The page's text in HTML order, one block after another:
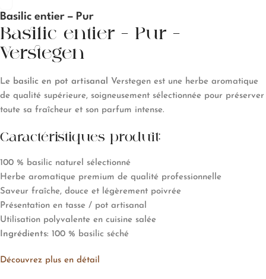
Basilic entier – Pur
Basilic entier – Pur –
Verstegen
Le basilic en pot artisanal
Verstegen est une herbe aromatique
de qualité supérieure, soigneusement sélectionnée pour préserver
toute sa fraîcheur et son parfum intense.
Caractéristiques produit:
100 % basilic naturel sélectionné
Herbe aromatique premium de qualité professionnelle
Saveur fraîche, douce et légèrement poivrée
Présentation en tasse / pot artisanal
Utilisation polyvalente en cuisine salée
Ingrédients: 100 % basilic séché
Découvrez plus en détail